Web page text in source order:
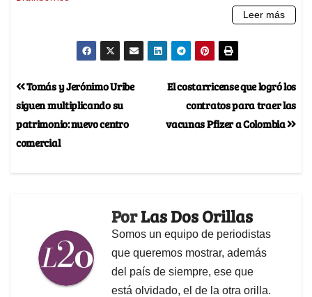
El costarricense que logró los
contratos para traer las
vacunas Pfizer a Colombia
Tomás y Jerónimo Uribe
siguen multiplicando su
patrimonio: nuevo centro
comercial
PorLas Dos Orillas
Somos un equipo de periodistas
que queremos mostrar, además
del país de siempre, ese que
está olvidado, el de la otra orilla.